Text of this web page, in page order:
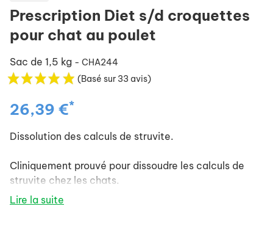
Prescription Diet s/d croquettes
pour chat au poulet
Sac de 1,5 kg - CHA244
(Basé sur 33 avis)
26,39 €*
Dissolution des calculs de struvite.
Cliniquement prouvé pour dissoudre les calculs de
struvite chez les chats.
Lire la suite